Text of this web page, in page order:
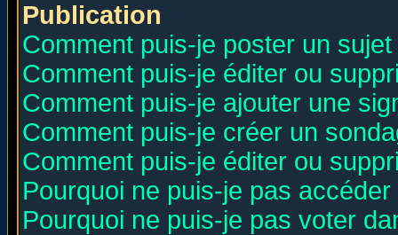
Publication
Comment puis-je poster un
Comment puis-je éditer ou
Comment puis-je ajouter une
Comment puis-je créer un
Comment puis-je éditer ou
Pourquoi ne puis-je pas
Pourquoi ne puis-je pas voter